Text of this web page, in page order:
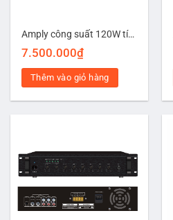
Amply công suất 120W tích hợp USB/SD/Bluetooth FTD FA-120H
7.500.000₫
Thêm vào giỏ hàng